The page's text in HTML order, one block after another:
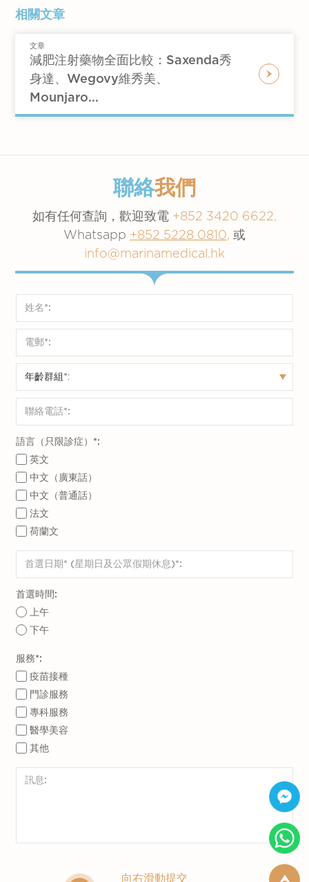
相關文章
文章
減肥注射藥物全面比較：Saxenda秀
身達、Wegovy維秀美、
Mounjaro...
聯絡我們
如有任何查詢，歡迎致電 +852 3420 6622,
Whatsapp +852 5228 0810, 或
info@marinamedical.hk
語言（只限診症）*:
英文
中文（廣東話）
中文（普通話）
法文
荷蘭文
首選時間:
上午
下午
服務*:
疫苗接種
門診服務
專科服務
醫學美容
其他
向右滑動提交